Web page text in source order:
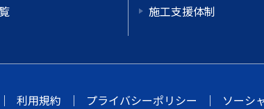
施工支援体制
｜ 利用規約 ｜ プライバシーポリシー ｜ ソーシ